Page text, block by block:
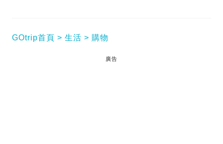
GOtrip首頁 生活 購物
廣告